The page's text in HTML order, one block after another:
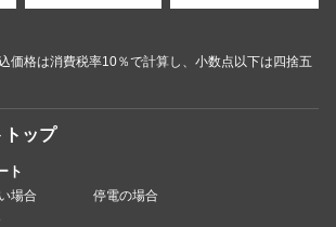
価格は消費税率10％で計算し、小数点以下は四捨五
トップ
ト
場合
停電の場合